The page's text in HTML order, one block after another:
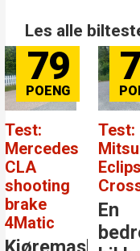
Les alle
75
Test:
Mitsubishi
Eclipse
Cross
En
bedre